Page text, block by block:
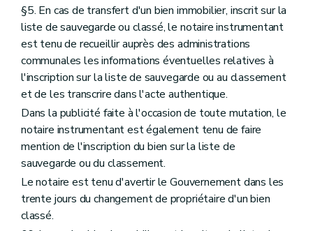
§5. En cas de transfert d'un bien immobilier, inscrit sur la
liste de sauvegarde ou classé, le notaire instrumentant
est tenu de recueillir auprès des administrations
communales les informations éventuelles relatives à
l'inscription sur la liste de sauvegarde ou au classement
et de les transcrire dans l'acte authentique.
Dans la publicité faite à l'occasion de toute mutation, le
notaire instrumentant est également tenu de faire
mention de l'inscription du bien sur la liste de
sauvegarde ou du classement.
Le notaire est tenu d'avertir le Gouvernement dans les
trente jours du changement de propriétaire d'un bien
classé.